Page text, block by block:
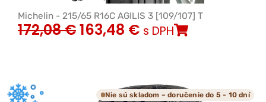
Michelin - 215/65 R16C AGILIS 3 [109/107] T
172,08€163,48 € s DPH
Nie sú skladom – doručenie do 5 - 10 dní